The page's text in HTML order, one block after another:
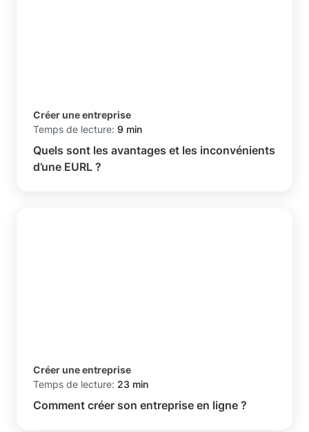
Créer une entreprise
Temps de lecture: 9 min
Quels sont les avantages et les inconvénients
d’une EURL ?
Créer une entreprise
Temps de lecture: 23 min
Comment créer son entreprise en ligne ?